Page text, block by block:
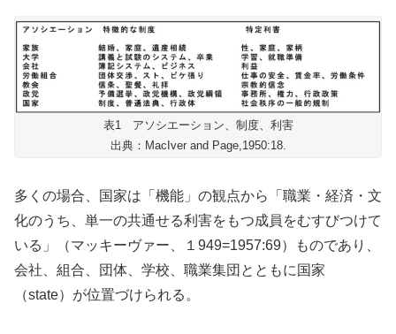
表1 アソシエーション、制度、利害
出典：MacIver and Page,1950:18.
多くの場合、国家は「機能」の観点から「職業・経済・文
化のうち、単一の共通せる利害をもつ成員をむすびつけて
いる」（マッキーヴァー、１949=1957:69）ものであり、
会社、組合、団体、学校、職業集団とともに国家
（state）が位置づけられる。